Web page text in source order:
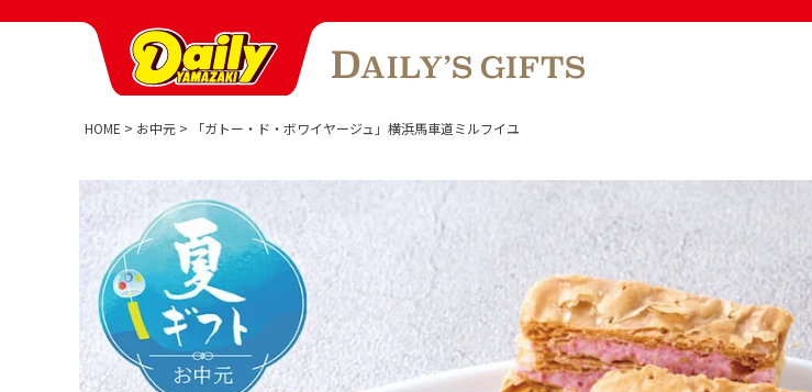
HOME お中元 「ガトー・ド・ボワイヤージュ」横浜馬車道ミルフイユ